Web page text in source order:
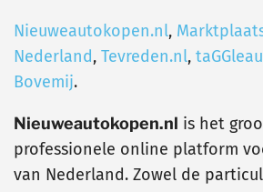
Nieuweautokopen.nl,
Nederland, Tevreden.nl,
Bovemij.
Nieuweautokopen.nl is het
professionele online platform
van Nederland. Zowel de